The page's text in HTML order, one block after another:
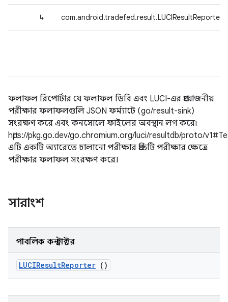
↳ com.android.tradefed.result.LUCIResultReporter
ফলাফল রিপোর্টার যে ফলাফল ডিবি এবং LUCI-এর প্রয়োজনীয়
পরীক্ষার ফলাফলগুলি JSON ফর্ম্যাটে (go/result-sink)
সংরক্ষণ করে এবং কনসোলে ফাইলের অবস্থান লগ করে৷
https://pkg.go.dev/go.chromium.org/luci/resultdb/proto/
এটি একটি অ্যারেতে চালানো পরীক্ষার প্রতিটি পরীক্ষার ক্ষেত্রে
পরীক্ষার ফলাফল সংরক্ষণ করে।
সারাংশ
পাবলিক কনস্ট্রাক্টর
LUCIResultReporter ()